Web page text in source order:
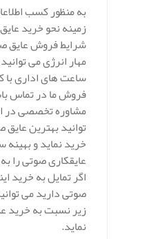
به منظور کسب
زمینه نحو خرید
شرایط فروش عایق
مهار انرژی می
ساعت های اداری با
فروش ما در تماس
مشاوره تخصصی در
توانید بهترین
خرید نماید و بهینه
عایقکاری صوتی را
اگر تمایل به خرید
صوتی دارید می
زیر نسبت به خرید
نماید.